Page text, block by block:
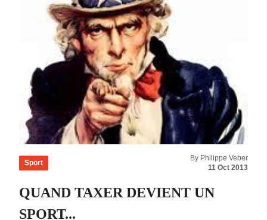
Sport
By Philippe Veber
11 Oct 2013
QUAND TAXER DEVIENT UN
SPORT...